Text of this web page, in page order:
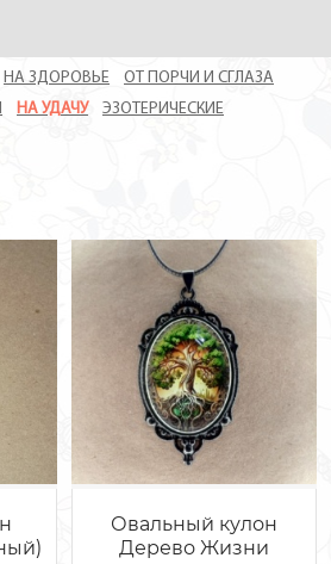
НА ЗДОРОВЬЕ
ОТ ПОРЧИ И СГЛАЗА
НА УДАЧУ
ЭЗОТЕРИЧЕСКИЕ
Овальный кулон
Дерево Жизни